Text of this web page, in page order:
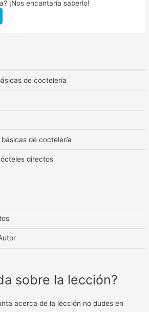
de coctelería
de coctelería
directos
sobre la lección?
acerca de la lección no dudes en
¡Nos encantaría saberlo!